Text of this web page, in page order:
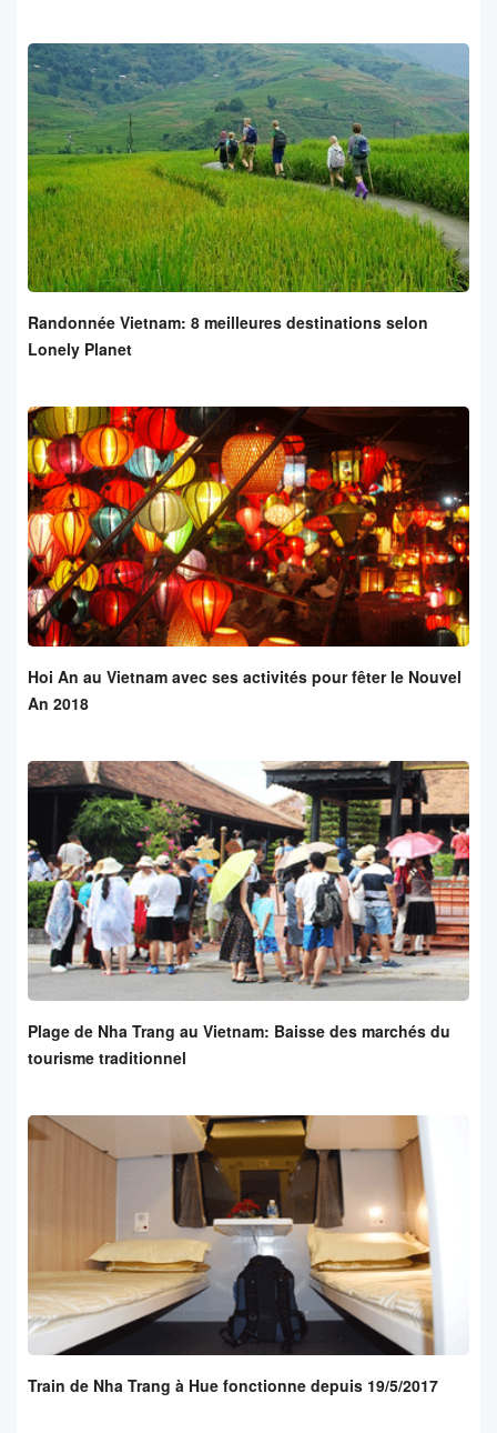
Randonnée Vietnam: 8 meilleures destinations selon
Lonely Planet
Hoi An au Vietnam avec ses activités pour fêter le Nouvel
An 2018
Plage de Nha Trang au Vietnam: Baisse des marchés du
tourisme traditionnel
Train de Nha Trang à Hue fonctionne depuis 19/5/2017